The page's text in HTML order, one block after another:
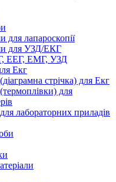
для лапароскопії
для УЗД/ЕКГ
ЕЕГ, ЕМГ, УЗД
Екг
стрічка) для Екг
для
лабораторних приладів